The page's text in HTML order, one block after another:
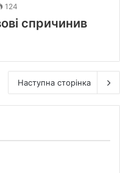
124
спричинив
Наступна сторінка